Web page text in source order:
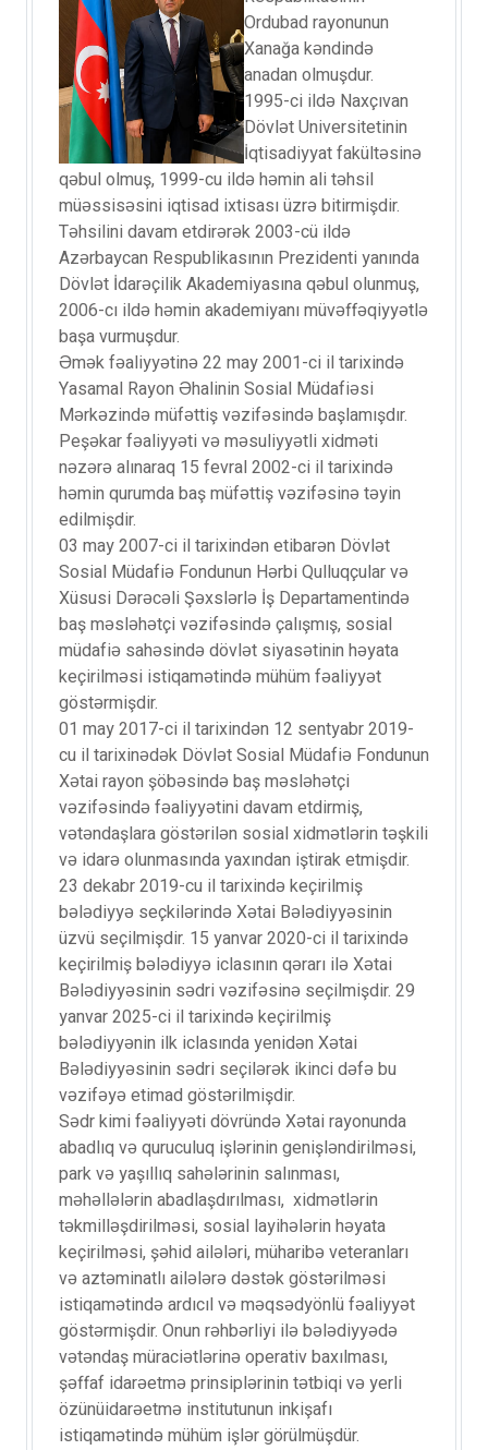
Ordubad rayonunun
Xanağa kəndində
anadan olmuşdur.
1995-ci ildə Naxçıvan
Dövlət Universitetinin
İqtisadiyyat fakültəsinə
qəbul olmuş, 1999-cu ildə həmin ali təhsil
müəssisəsini iqtisad ixtisası üzrə bitirmişdir.
Təhsilini davam etdirərək 2003-cü ildə
Azərbaycan Respublikasının Prezidenti yanında
Dövlət İdarəçilik Akademiyasına qəbul olunmuş,
2006-cı ildə həmin akademiyanı müvəffəqiyyətlə
başa vurmuşdur.
Əmək fəaliyyətinə 22 may 2001-ci il tarixində
Yasamal Rayon Əhalinin Sosial Müdafiəsi
Mərkəzində müfəttiş vəzifəsində başlamışdır.
Peşəkar fəaliyyəti və məsuliyyətli xidməti
nəzərə alınaraq 15 fevral 2002-ci il tarixində
həmin qurumda baş müfəttiş vəzifəsinə təyin
edilmişdir.
03 may 2007-ci il tarixindən etibarən Dövlət
Sosial Müdafiə Fondunun Hərbi Qulluqçular və
Xüsusi Dərəcəli Şəxslərlə İş Departamentində
baş məsləhətçi vəzifəsində çalışmış, sosial
müdafiə sahəsində dövlət siyasətinin həyata
keçirilməsi istiqamətində mühüm fəaliyyət
göstərmişdir.
01 may 2017-ci il tarixindən 12 sentyabr 2019-
cu il tarixinədək Dövlət Sosial Müdafiə Fondunun
Xətai rayon şöbəsində baş məsləhətçi
vəzifəsində fəaliyyətini davam etdirmiş,
vətəndaşlara göstərilən sosial xidmətlərin təşkili
və idarə olunmasında yaxından iştirak etmişdir.
23 dekabr 2019-cu il tarixində keçirilmiş
bələdiyyə seçkilərində Xətai Bələdiyyəsinin
üzvü seçilmişdir. 15 yanvar 2020-ci il tarixində
keçirilmiş bələdiyyə iclasının qərarı ilə Xətai
Bələdiyyəsinin sədri vəzifəsinə seçilmişdir. 29
yanvar 2025-ci il tarixində keçirilmiş
bələdiyyənin ilk iclasında yenidən Xətai
Bələdiyyəsinin sədri seçilərək ikinci dəfə bu
vəzifəyə etimad göstərilmişdir.
Sədr kimi fəaliyyəti dövründə Xətai rayonunda
abadlıq və quruculuq işlərinin genişləndirilməsi,
park və yaşıllıq sahələrinin salınması,
məhəllələrin abadlaşdırılması, xidmətlərin
təkmilləşdirilməsi, sosial layihələrin həyata
keçirilməsi, şəhid ailələri, müharibə veteranları
və aztəminatlı ailələrə dəstək göstərilməsi
istiqamətində ardıcıl və məqsədyönlü fəaliyyət
göstərmişdir. Onun rəhbərliyi ilə bələdiyyədə
vətəndaş müraciətlərinə operativ baxılması,
şəffaf idarəetmə prinsiplərinin tətbiqi və yerli
özünüidarəetmə institutunun inkişafı
istiqamətində mühüm işlər görülmüşdür.